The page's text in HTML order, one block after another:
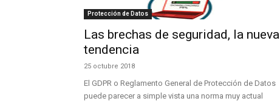
Protección de Datos
Las brechas de seguridad, la nueva
tendencia
25 octubre 2018
El GDPR o Reglamento General de Protección de Datos
puede parecer a simple vista una norma muy actual